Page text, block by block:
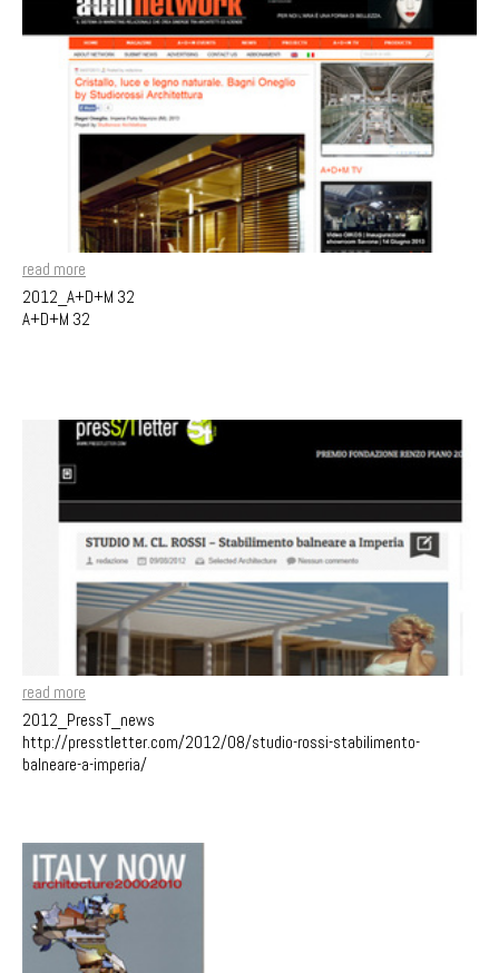
read more
2012_A+D+M 32
A+D+M 32
read more
2012_PressT_news
http://presstletter.com/2012/08/studio-rossi-stabilimento-
balneare-a-imperia/